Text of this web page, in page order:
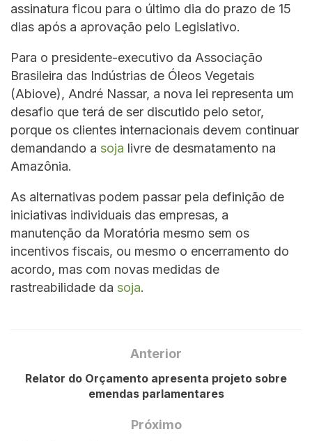
assinatura ficou para o último dia do prazo de 15
dias após a aprovação pelo Legislativo.
Para o presidente-executivo da Associação
Brasileira das Indústrias de Óleos Vegetais
(Abiove), André Nassar, a nova lei representa um
desafio que terá de ser discutido pelo setor,
porque os clientes internacionais devem continuar
demandando a soja livre de desmatamento na
Amazônia.
As alternativas podem passar pela definição de
iniciativas individuais das empresas, a
manutenção da Moratória mesmo sem os
incentivos fiscais, ou mesmo o encerramento do
acordo, mas com novas medidas de
rastreabilidade da soja.
Anterior
Relator do Orçamento apresenta projeto sobre
emendas parlamentares
Próximo